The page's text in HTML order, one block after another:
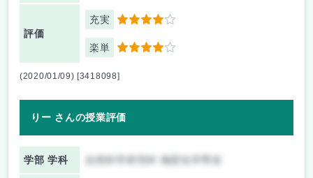
評価
充実 4
楽単 4
(2020/01/09) [3418098]
りー さんの授業評価
学部 学科 自然科学研究科 物質化学専攻